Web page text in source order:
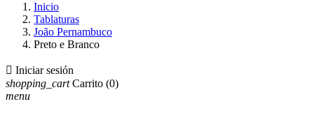
Inicio
Tablaturas
João Pernambuco
Preto e Branco
 Iniciar sesión
shopping_cart Carrito (0)
menu